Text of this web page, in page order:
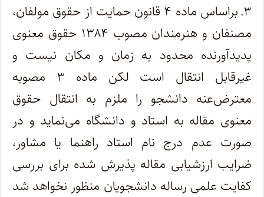
۳ـ براساس ماده ۴ قانون حمایت از حقوق مولفان،
مصنفان و هنرمندان مصوب ۱۳۸۴ حقوق معنوی
پدیدآورنده محدود به زمان و مکان نیست و
غیرقابل انتقال است لکن ماده ۳ مصوبه
معترض‌عنه دانشجو را ملزم به انتقال حقوق
معنوی مقاله به استاد و دانشگاه می‌نماید و در
صورت عدم درج نام استاد راهنما یا مشاور،
ضرایب ارزشیابی مقاله پذیرش شده برای بررسی
کفایت علمی رساله دانشجویان منظور نخواهد شد